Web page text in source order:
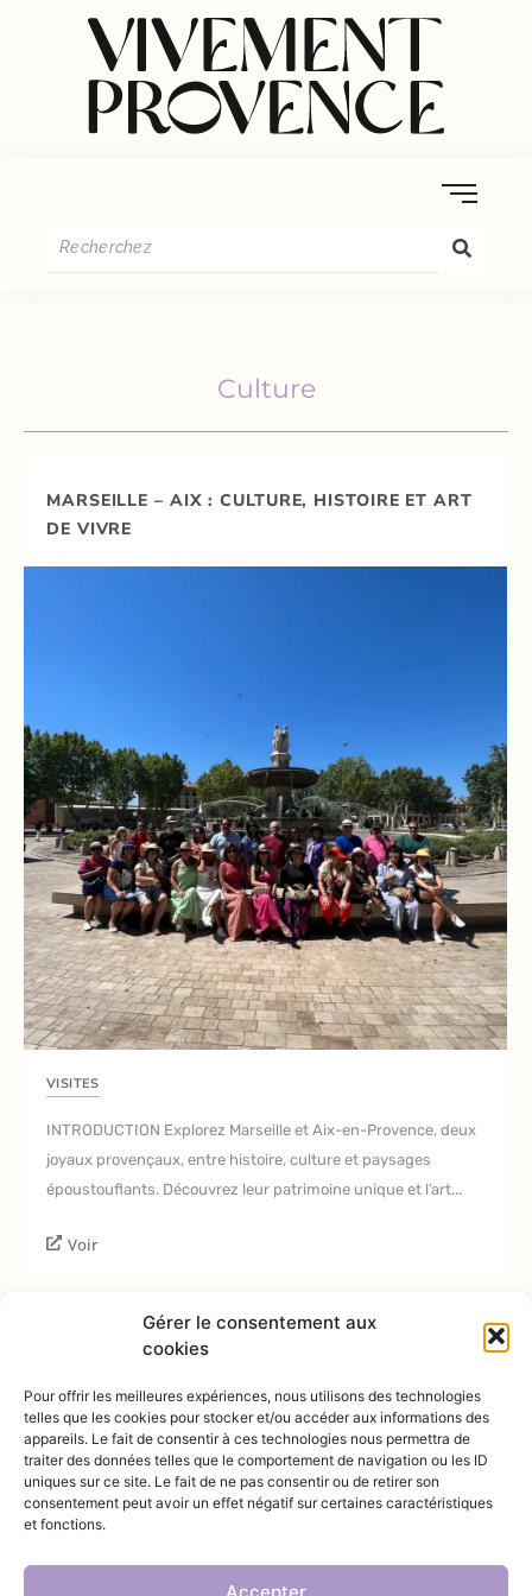
Gérer le consentement aux
cookies
Pour offrir les meilleures expériences, nous utilisons des technologies
telles que les cookies pour stocker et/ou accéder aux informations des
appareils. Le fait de consentir à ces technologies nous permettra de
traiter des données telles que le comportement de navigation ou les ID
uniques sur ce site. Le fait de ne pas consentir ou de retirer son
consentement peut avoir un effet négatif sur certaines caractéristiques
et fonctions.
Accepter
Culture
MARSEILLE – AIX : CULTURE, HISTOIRE ET ART
DE VIVRE
VISITES
INTRODUCTION Explorez Marseille et Aix-en-Provence, deux
joyaux provençaux, entre histoire, culture et paysages
époustouflants. Découvrez leur patrimoine unique et l’art...
Voir
@INSTAGRAM